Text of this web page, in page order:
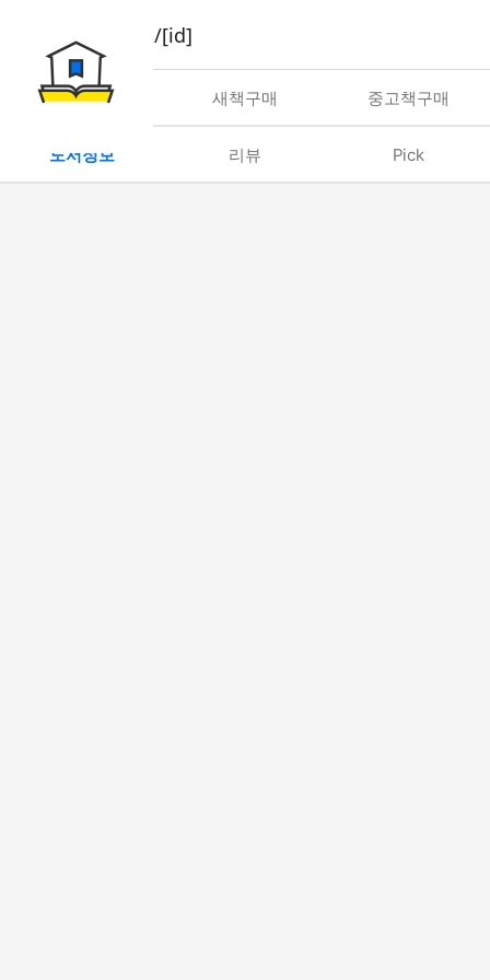
book/rent/[id]
대여 새책구매 중고책구매
도서정보 리뷰 Pick